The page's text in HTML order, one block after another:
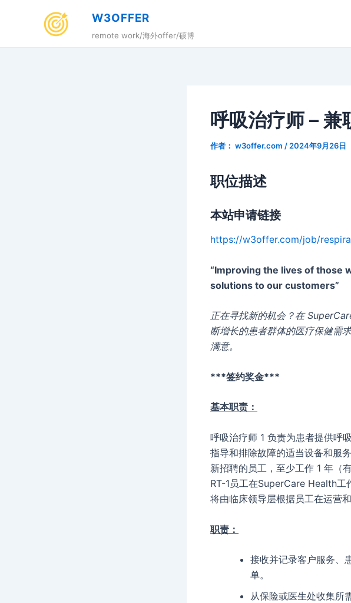
W3OFFER
remote work/海外offer/硕博
呼吸治疗师 – 兼
作者： w3offer.com / 2024年9月26日
职位描述
本站申请链接
https://w3offer.com/job/
“Improving the lives of those
solutions to our customers”
正在寻找新的机会？在
断增长的患者群体的医疗保健需
满意。
***签约奖金***
基本职责：
呼吸治疗师 1 负责为患者提供呼
指导和排除故障的适当设备和服
新招聘的员工，至少工作 1 年（
RT-1员工在SuperCare Health工
将由临床领导层根据员工在运营
职责：
接收并记录客户服务、
单。
从保险或医生处收集所